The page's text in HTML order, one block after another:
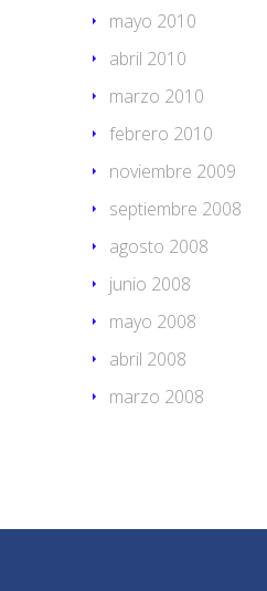
mayo 2010
abril 2010
marzo 2010
febrero 2010
noviembre 2009
septiembre 2008
agosto 2008
junio 2008
mayo 2008
abril 2008
marzo 2008